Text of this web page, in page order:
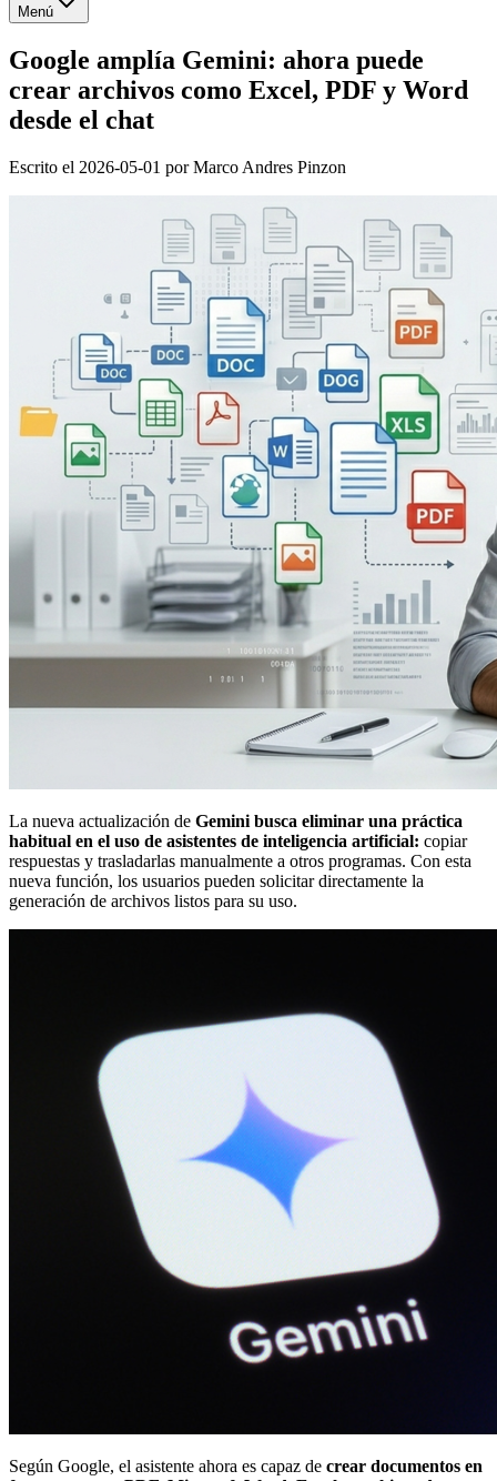
Menú
Google amplía Gemini: ahora puede
crear archivos como Excel, PDF y Word
desde el chat
Escrito el 2026-05-01 por Marco Andres Pinzon
La nueva actualización de Gemini busca eliminar una práctica
habitual en el uso de asistentes de inteligencia artificial: copiar
respuestas y trasladarlas manualmente a otros programas. Con esta
nueva función, los usuarios pueden solicitar directamente la
generación de archivos listos para su uso.
Según Google, el asistente ahora es capaz de crear documentos en